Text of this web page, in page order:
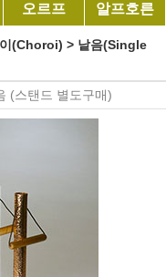
오르프 알프호른
(Choroi) > 낱음(Single
(스탠드 별도구매)